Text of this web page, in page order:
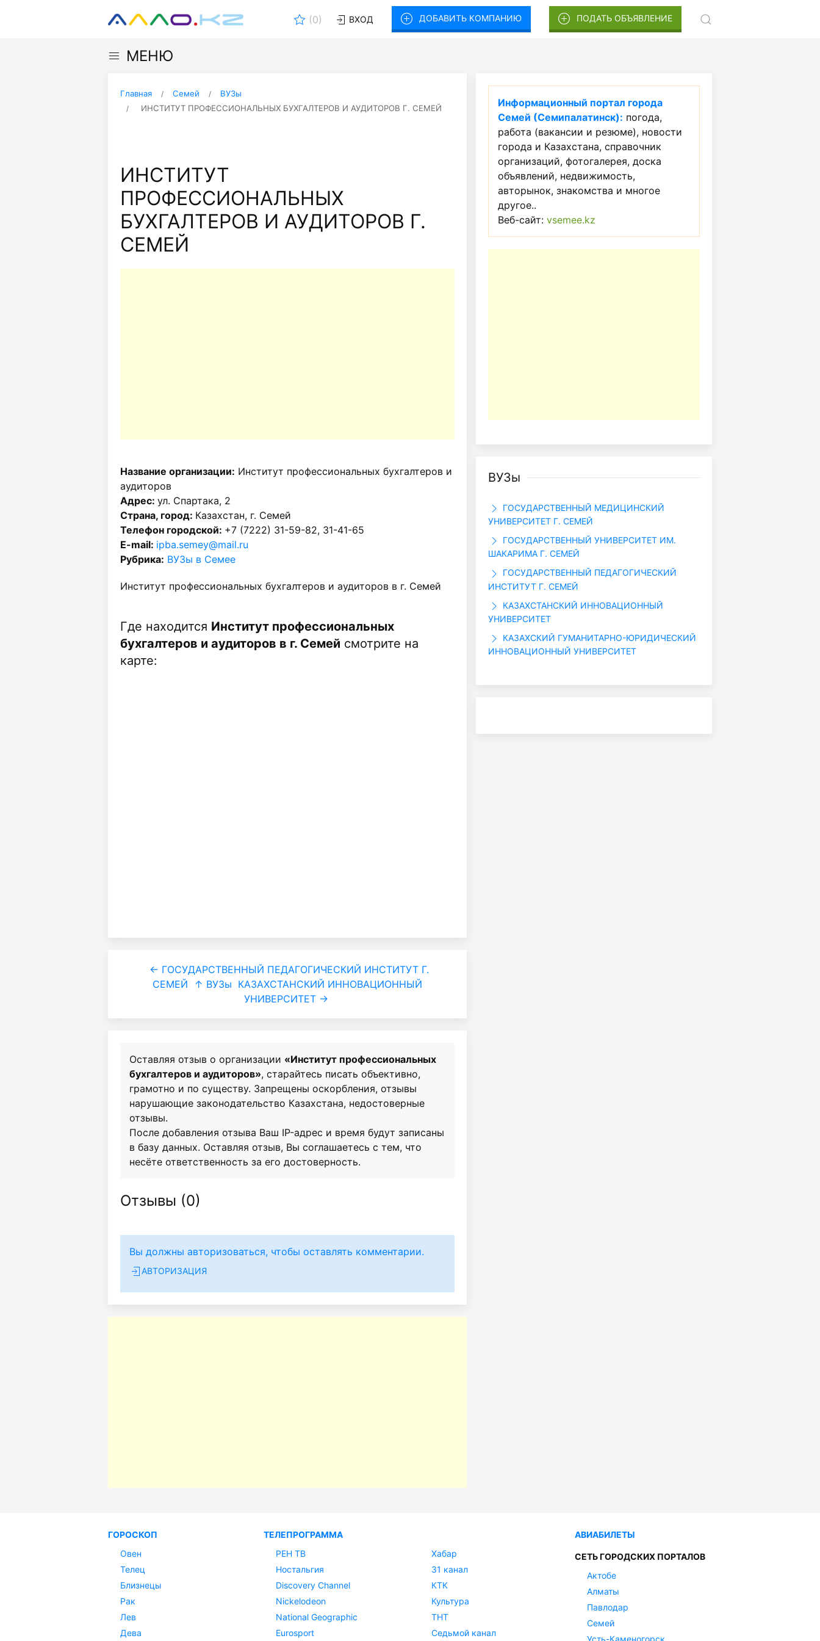
(0) ВХОД ДОБАВИТЬ КОМПАНИЮ ПОДАТЬ ОБЪЯВЛЕНИЕ
МЕНЮ
Главная Семей
ВУЗы
ИНСТИТУТ ПРОФЕССИОНАЛЬНЫХ БУХГАЛТЕРОВ И АУДИТОРОВ Г. СЕМЕЙ
ИНСТИТУТ
ПРОФЕССИОНАЛЬНЫХ
БУХГАЛТЕРОВ И АУДИТОРОВ Г.
СЕМЕЙ
Название организации: Институт профессиональных бухгалтеров и
аудиторов
Адрес: ул. Спартака, 2
Страна, город: Казахстан, г. Семей
Телефон городской: +7 (7222) 31-59-82, 31-41-65
E-mail: ipba.semey@mail.ru
Рубрика: ВУЗы в Семее
Институт профессиональных бухгалтеров и аудиторов в г. Семей
Где находится Институт профессиональных
бухгалтеров и аудиторов в г. Семей смотрите на
карте:
← ГОСУДАРСТВЕННЫЙ ПЕДАГОГИЧЕСКИЙ ИНСТИТУТ Г.
СЕМЕЙ
↑ ВУЗы КАЗАХСТАНСКИЙ ИННОВАЦИОННЫЙ
УНИВЕРСИТЕТ →
Оставляя отзыв о организации «Институт профессиональных
бухгалтеров и аудиторов», старайтесь писать объективно,
грамотно и по существу. Запрещены оскорбления, отзывы
нарушающие законодательство Казахстана, недостоверные
отзывы.
После добавления отзыва Ваш IP-адрес и время будут записаны
в базу данных. Оставляя отзыв, Вы соглашаетесь с тем, что
несёте ответственность за его достоверность.
Отзывы (0)
Вы должны авторизоваться, чтобы оставлять комментарии.
АВТОРИЗАЦИЯ
Информационный портал города
Семей (Семипалатинск): погода,
работа (вакансии и резюме), новости
города и Казахстана, справочник
организаций, фотогалерея, доска
объявлений, недвижимость,
авторынок, знакомства и многое
другое..
Веб-сайт: vsemee.kz
ВУЗы
ГОСУДАРСТВЕННЫЙ МЕДИЦИНСКИЙ
УНИВЕРСИТЕТ Г. СЕМЕЙ
ГОСУДАРСТВЕННЫЙ УНИВЕРСИТЕТ ИМ.
ШАКАРИМА Г. СЕМЕЙ
ГОСУДАРСТВЕННЫЙ ПЕДАГОГИЧЕСКИЙ
ИНСТИТУТ Г. СЕМЕЙ
КАЗАХСТАНСКИЙ ИННОВАЦИОННЫЙ
УНИВЕРСИТЕТ
КАЗАХСКИЙ ГУМАНИТАРНО-ЮРИДИЧЕСКИЙ
ИННОВАЦИОННЫЙ УНИВЕРСИТЕТ
ГОРОСКОП
Овен
Телец
Близнецы
Рак
Лев
Дева
ТЕЛЕПРОГРАММА
РЕН ТВ
Ностальгия
Discovery Channel
Nickelodeon
National Geographic
Eurosport
Хабар
31 канал
КТК
Культура
ТНТ
Седьмой канал
АВИАБИЛЕТЫ
СЕТЬ ГОРОДСКИХ ПОРТАЛОВ
Актобе
Алматы
Павлодар
Семей
Усть-Каменогорск